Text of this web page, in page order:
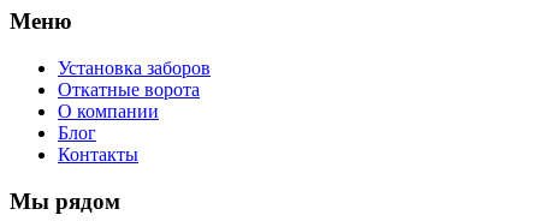
Меню
Установка заборов
Откатные ворота
О компании
Блог
Контакты
Мы рядом